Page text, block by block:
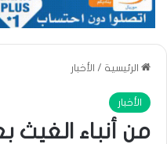
الرئيسية / الأخبار
الأخبار
من أنباء الغيث